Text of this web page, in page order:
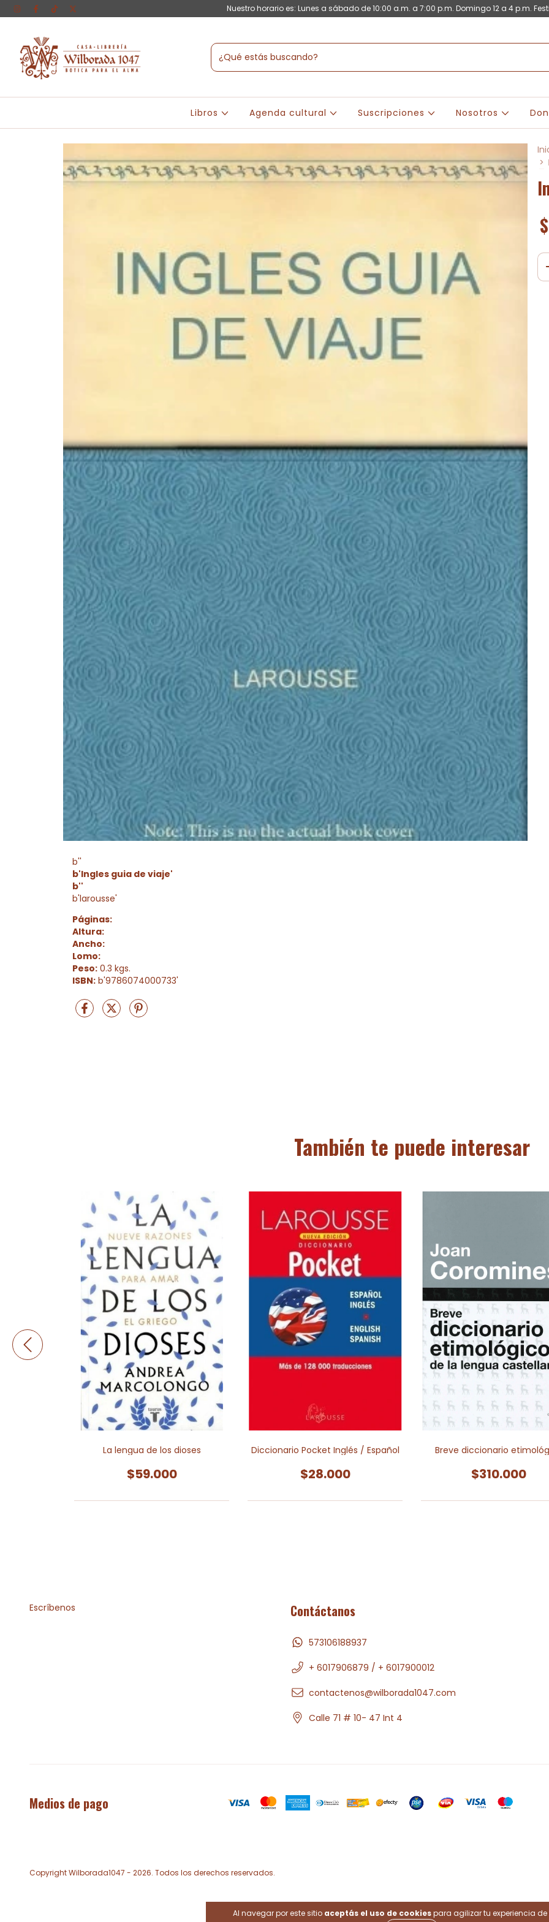
Nuestro horario es: Lunes a sábado de 10:00 a.m. a 7:00 p.m. Domingo 12 a 4 p.m.
Libros Agenda cultural Suscripciones Nosotros
Al navegar por este sitio aceptás el uso de cookiespara agilizar tu experiencia
b''
b'Ingles guia de viaje'
b''
b'larousse'
Páginas:
Altura:
Ancho:
Lomo:
Peso: 0.3 kgs.
ISBN: b'9786074000733'
>
También te puede interesar
La lengua de los dioses
$59.000
Diccionario Pocket Inglés / Español
$28.000
Breve diccionario
$310.000
Escríbenos Contáctanos
573106188937
+ 6017906879 / + 6017900012
contactenos@wilborada1047.com
Calle 71 # 10- 47 Int 4
Medios de pago
Copyright Wilborada1047 - 2026. Todos los derechos reservados.